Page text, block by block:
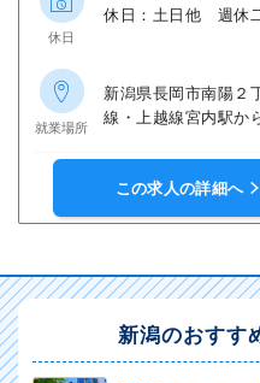
休日
休日：土日他 週休
就業場所
新潟県長岡市南陽
線・上越線宮内駅か
この求人の詳細へ
新潟のおすす